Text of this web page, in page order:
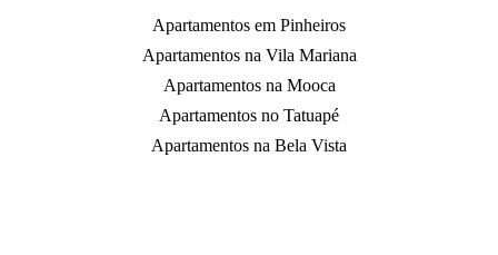
Apartamentos em Pinheiros
Apartamentos na Vila Mariana
Apartamentos na Mooca
Apartamentos no Tatuapé
Apartamentos na Bela Vista